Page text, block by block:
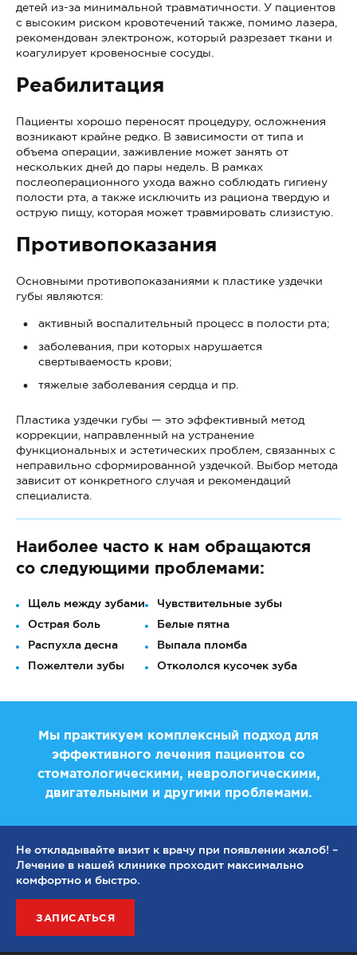
детей из-за минимальной травматичности. У пациентов
с высоким риском кровотечений также, помимо лазера,
рекомендован электронож, который разрезает ткани и
коагулирует кровеносные сосуды.
Реабилитация
Пациенты хорошо переносят процедуру, осложнения
возникают крайне редко. В зависимости от типа и
объема операции, заживление может занять от
нескольких дней до пары недель. В рамках
послеоперационного ухода важно соблюдать гигиену
полости рта, а также исключить из рациона твердую и
острую пищу, которая может травмировать слизистую.
Противопоказания
Основными противопоказаниями к пластике уздечки
губы являются:
активный воспалительный процесс в полости рта;
заболевания, при которых нарушается
свертываемость крови;
тяжелые заболевания сердца и пр.
Пластика уздечки губы — это эффективный метод
коррекции, направленный на устранение
функциональных и эстетических проблем, связанных с
неправильно сформированной уздечкой. Выбор метода
зависит от конкретного случая и рекомендаций
специалиста.
Наиболее часто к нам обращаются
со следующими проблемами:
Щель между зубами
Острая боль
Распухла десна
Пожелтели зубы
Чувствительные зубы
Белые пятна
Выпала пломба
Откололся кусочек зуба
Мы практикуем комплексный подход для
эффективного лечения пациентов со
стоматологическими, неврологическими,
двигательными и другими проблемами.
Не откладывайте визит к врачу при появлении жалоб! –
Лечение в нашей клинике проходит максимально
комфортно и быстро.
ЗАПИСАТЬСЯ